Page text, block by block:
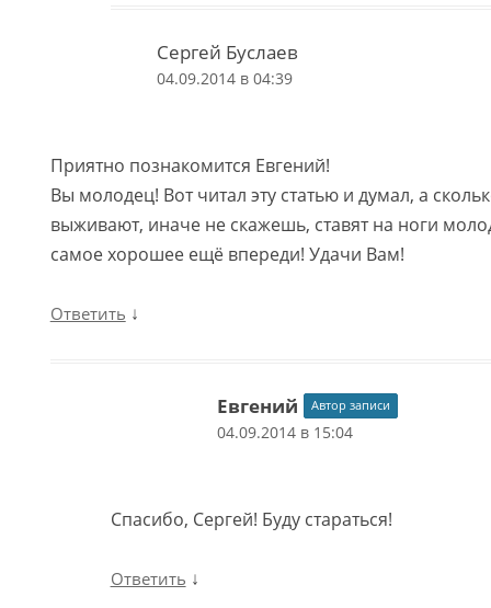
Сергей Буслаев
04.09.2014 в 04:39
Приятно познакомится Евгений!
Вы молодец! Вот читал эту статью и думал, а
выживают, иначе не скажешь, ставят на ноги
самое хорошее ещё впереди! Удачи Вам!
Ответить ↓
Евгений Автор записи
04.09.2014 в 15:04
Спасибо, Сергей! Буду стараться!
Ответить ↓